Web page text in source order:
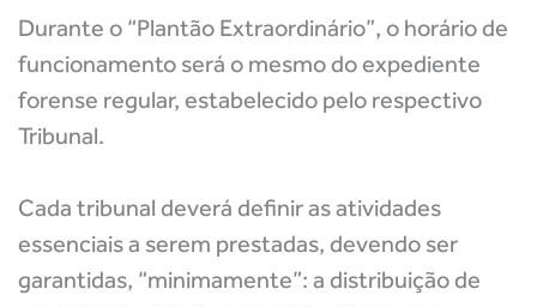
Durante o “Plantão Extraordinário”, o horário de
funcionamento será o mesmo do expediente
forense regular, estabelecido pelo respectivo
Tribunal.
Cada tribunal deverá definir as atividades
essenciais a serem prestadas, devendo ser
garantidas, “minimamente”: a distribuição de